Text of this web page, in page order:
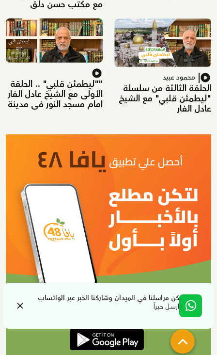
كن مراسلنا في الميدان وشاركنا الخبر عبر الواتساب
ارسل خبراً
مع مكتب حسن دلق
محمود عبيد
الحلقة الثالثة من سلسلة
"ليطمئن قلبي" مع الشيخ
عادل الفار
""ليطمئن قلبي" .. الحلقة
الأولى مع الشيخ عادل الفار
امام مسجد النور في مدينة